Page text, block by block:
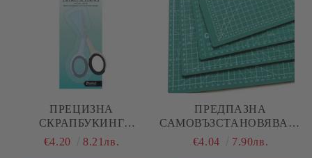
ПРЕЦИЗНА
СКРАПБУКИНГ
НОЖИЦА - 10,50 Х 6,00
€4.20 8.21лв.
ПРЕДПАЗНА
САМОВЪЗСТАНОВЯВАЩА
СЕ ПОДЛОЖКА ЗА
€4.04 7.90лв.